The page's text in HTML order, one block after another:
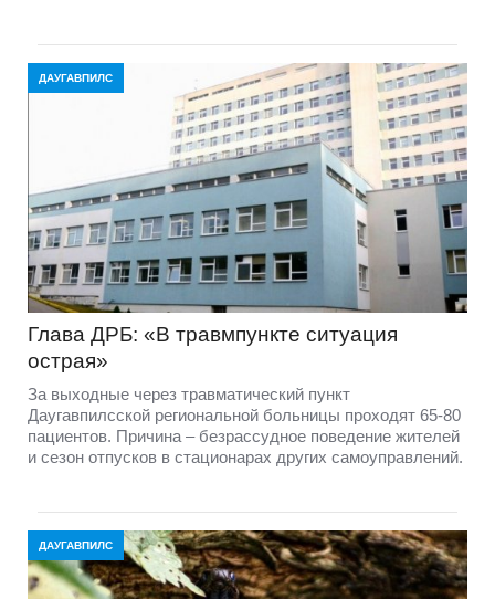
ДАУГАВПИЛС
Глава ДРБ: «В травмпункте ситуация
острая»
За выходные через травматический пункт
Даугавпилсской региональной больницы проходят 65-80
пациентов. Причина – безрассудное поведение жителей
и сезон отпусков в стационарах других самоуправлений.
ДАУГАВПИЛС